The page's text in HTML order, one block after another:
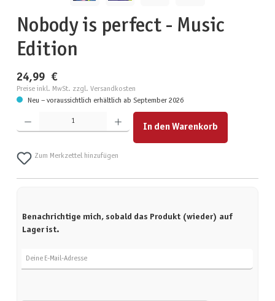
Nobody is perfect - Music
Edition
24,99 €
Preise inkl. MwSt. zzgl. Versandkosten
Neu – voraussichtlich erhältlich ab September 2026
Produkt Anzahl: Gib den gewünschten Wert ein oder benutze die Schaltflächen um die Anzahl zu
In den Warenkorb
Zum Merkzettel hinzufügen
Benachrichtige mich, sobald das Produkt (wieder) auf
Lager ist.